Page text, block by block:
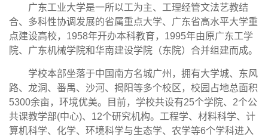
广东工业大学是一所以工为主、工理经管文法艺教结
合、多科性协调发展的省属重点大学、广东省高水平大学重
点建设高校，1958年开办本科教育，1995年由原广东工学
院、广东机械学院和华南建设学院（东院）合并组建而成。
学校本部坐落于中国南方名城广州，拥有大学城、东风
路、龙洞、番禺、沙河、揭阳等多个校区，校园占地总面积
5300余亩，环境优美。目前，学校共设有25个学院、2个公
共课教学部(中心)、12个研究机构。工程学、材料科学、计
算机科学、化学、环境科学与生态学、农学等6个学科进入